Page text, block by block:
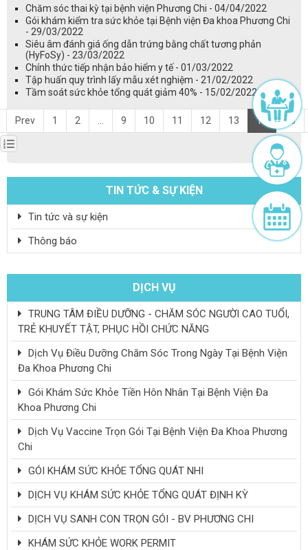
Chăm sóc thai kỳ tại bệnh viện Phương Chi - 04/04/2022
Gói khám kiểm tra sức khỏe tại Bệnh viện Đa khoa Phương Chi
- 29/03/2022
Siêu âm đánh giá ống dẫn trứng bằng chất tương phản
(HyFoSy) - 23/03/2022
Chính thức tiếp nhận bảo hiểm y tế - 01/03/2022
Tập huấn quy trình lấy mẫu xét nghiệm - 21/02/2022
Tầm soát sức khỏe tổng quát giảm 40% - 15/02/2022
Prev 1 2 9 10 11 12 13 14 15
TIN TỨC & SỰ KIỆN
Tin tức và sự kiện
Thông báo
DỊCH VỤ
TRUNG TÂM ĐIỀU DƯỠNG - CHĂM SÓC NGƯỜI CAO TUỔI,
TRẺ KHUYẾT TẬT, PHỤC HỒI CHỨC NĂNG
Dịch Vụ Điều Dưỡng Chăm Sóc Trong Ngày Tại Bệnh Viện
Đa Khoa Phương Chi
Gói Khám Sức Khỏe Tiền Hôn Nhân Tại Bệnh Viện Đa
Khoa Phương Chi
Dịch Vụ Vaccine Trọn Gói Tại Bệnh Viện Đa Khoa Phương
Chi
GÓI KHÁM SỨC KHỎE TỔNG QUÁT NHI
DỊCH VỤ KHÁM SỨC KHỎE TỔNG QUÁT ĐỊNH KỲ
DỊCH VỤ SANH CON TRỌN GÓI - BV PHƯƠNG CHI
KHÁM SỨC KHỎE WORK PERMIT